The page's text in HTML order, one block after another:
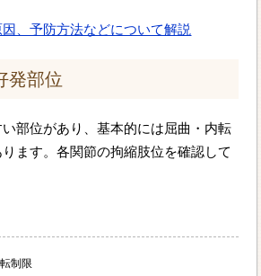
、予防方法などについて解説
発部位
部位があり、基本的には屈曲・内転
ます。各関節の拘縮肢位を確認して
制限